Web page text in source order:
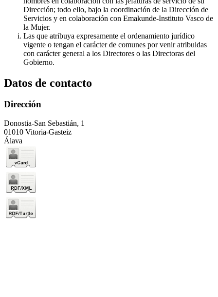
Dirección; todo ello, bajo la coordinación de la Dirección de
Servicios y en colaboración con Emakunde-Instituto Vasco de
la Mujer.
Las que atribuya expresamente el ordenamiento jurídico
vigente o tengan el carácter de comunes por venir atribuidas
con carácter general a los Directores o las Directoras del
Gobierno.
Datos de contacto
Dirección
Donostia-San Sebastián, 1
01010 Vitoria-Gasteiz
Álava